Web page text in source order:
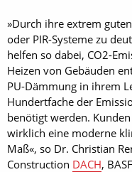
»Durch ihre extrem
oder PIR-­Systeme zu
helfen so dabei, CO2-
Heizen von Gebäuden
PU-Dämmung in ihrem
Hundertfache der
benötigt werden.
wirklich eine moderne
Maß«, so Dr. ­Christian
Construction DACH,